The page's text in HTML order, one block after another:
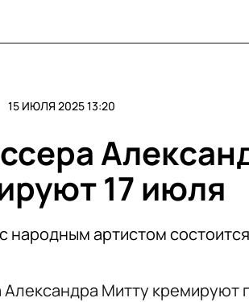
15 ИЮЛЯ 2025 13:20
17 июля
народным артистом
Митту